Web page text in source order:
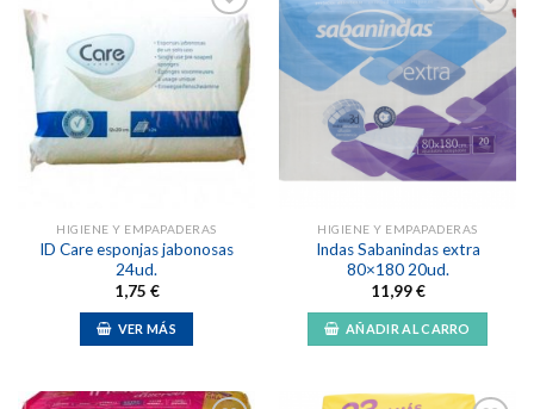
Añadir
a la
lista de
deseos
HIGIENE Y EMPAPADERAS
ID Care esponjas jabonosas
24ud.
1,75 €
VER MÁS
Añadir
a la
lista de
deseos
HIGIENE Y EMPAPADERAS
Indas Sabanindas extra
80×180 20ud.
11,99€
AÑADIR AL CARRO